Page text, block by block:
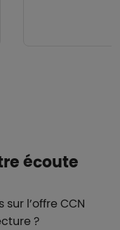
écoute
l’offre CCN
?